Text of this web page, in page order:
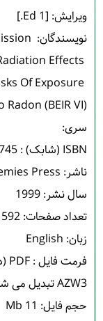
نویسندگان:
Effects
Of Exposure
Radon (BEIR VI)
حجم فایل: 11 Mb